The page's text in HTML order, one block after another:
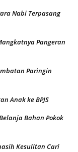
Nabi Terpasang
Pangeran
Paringin
Anak ke BPJS
Bahan Pokok
Kesulitan Cari